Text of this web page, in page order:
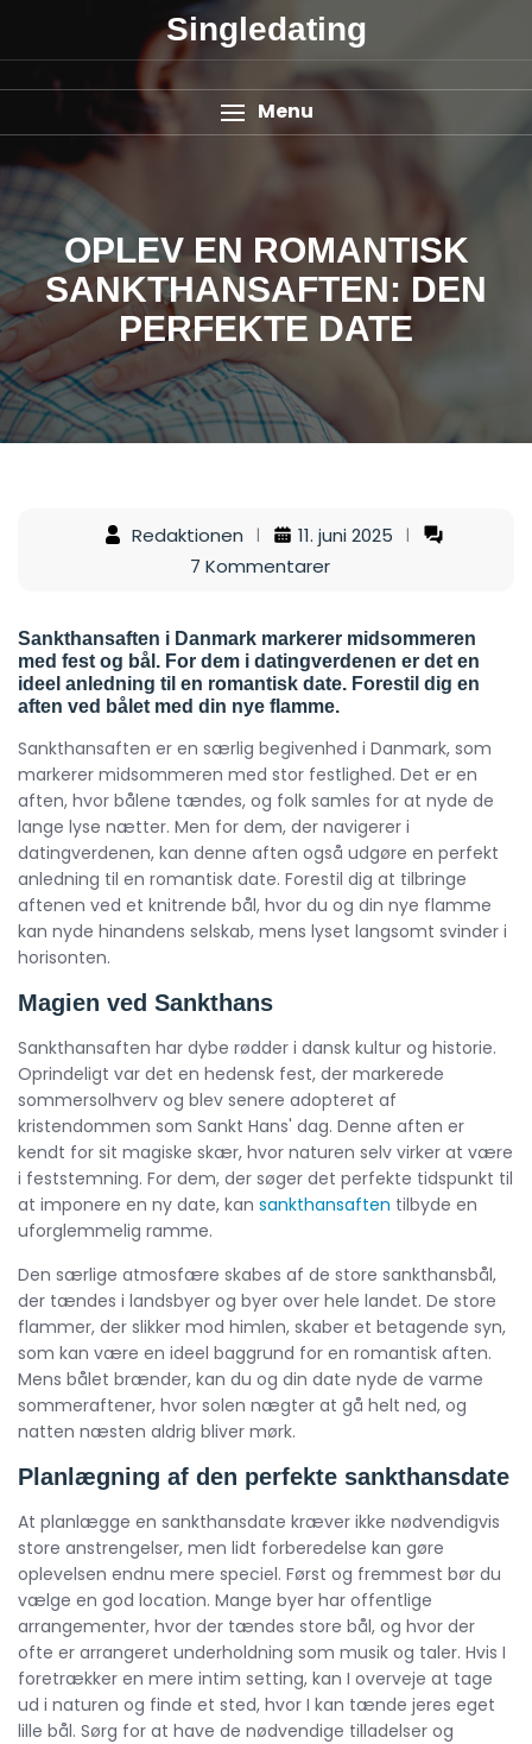
Singledating
Menu
OPLEV EN ROMANTISK
SANKTHANSAFTEN: DEN
PERFEKTE DATE
Redaktionen
11. juni 2025
7 Kommentarer
Sankthansaften i Danmark markerer midsommeren
med fest og bål. For dem i datingverdenen er det en
ideel anledning til en romantisk date. Forestil dig en
aften ved bålet med din nye flamme.
Sankthansaften er en særlig begivenhed i Danmark, som
markerer midsommeren med stor festlighed. Det er en
aften, hvor bålene tændes, og folk samles for at nyde de
lange lyse nætter. Men for dem, der navigerer i
datingverdenen, kan denne aften også udgøre en perfekt
anledning til en romantisk date. Forestil dig at tilbringe
aftenen ved et knitrende bål, hvor du og din nye flamme
kan nyde hinandens selskab, mens lyset langsomt svinder i
horisonten.
Magien ved Sankthans
Sankthansaften har dybe rødder i dansk kultur og historie.
Oprindeligt var det en hedensk fest, der markerede
sommersolhverv og blev senere adopteret af
kristendommen som Sankt Hans' dag. Denne aften er
kendt for sit magiske skær, hvor naturen selv virker at være
i feststemning. For dem, der søger det perfekte tidspunkt til
at imponere en ny date, kan sankthansaften tilbyde en
uforglemmelig ramme.
Den særlige atmosfære skabes af de store sankthansbål,
der tændes i landsbyer og byer over hele landet. De store
flammer, der slikker mod himlen, skaber et betagende syn,
som kan være en ideel baggrund for en romantisk aften.
Mens bålet brænder, kan du og din date nyde de varme
sommeraftener, hvor solen nægter at gå helt ned, og
natten næsten aldrig bliver mørk.
Planlægning af den perfekte sankthansdate
At planlægge en sankthansdate kræver ikke nødvendigvis
store anstrengelser, men lidt forberedelse kan gøre
oplevelsen endnu mere speciel. Først og fremmest bør du
vælge en god location. Mange byer har offentlige
arrangementer, hvor der tændes store bål, og hvor der
ofte er arrangeret underholdning som musik og taler. Hvis I
foretrækker en mere intim setting, kan I overveje at tage
ud i naturen og finde et sted, hvor I kan tænde jeres eget
lille bål. Sørg for at have de nødvendige tilladelser og